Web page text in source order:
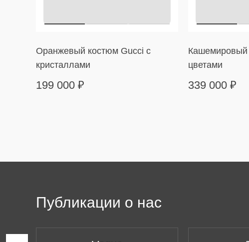
Оранжевый костюм Gucci с
кристаллами
199 000 ₽
Кашемировый
цветами
339 000 ₽
Публикации о нас